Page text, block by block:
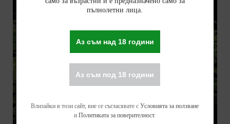
пълнолетни лица.
Аз съм над 18 години
Аз съм под 18 години
Влизайки в този сайт, вие се съгласявате сУсловията за ползване
иПолитиката за поверителност.